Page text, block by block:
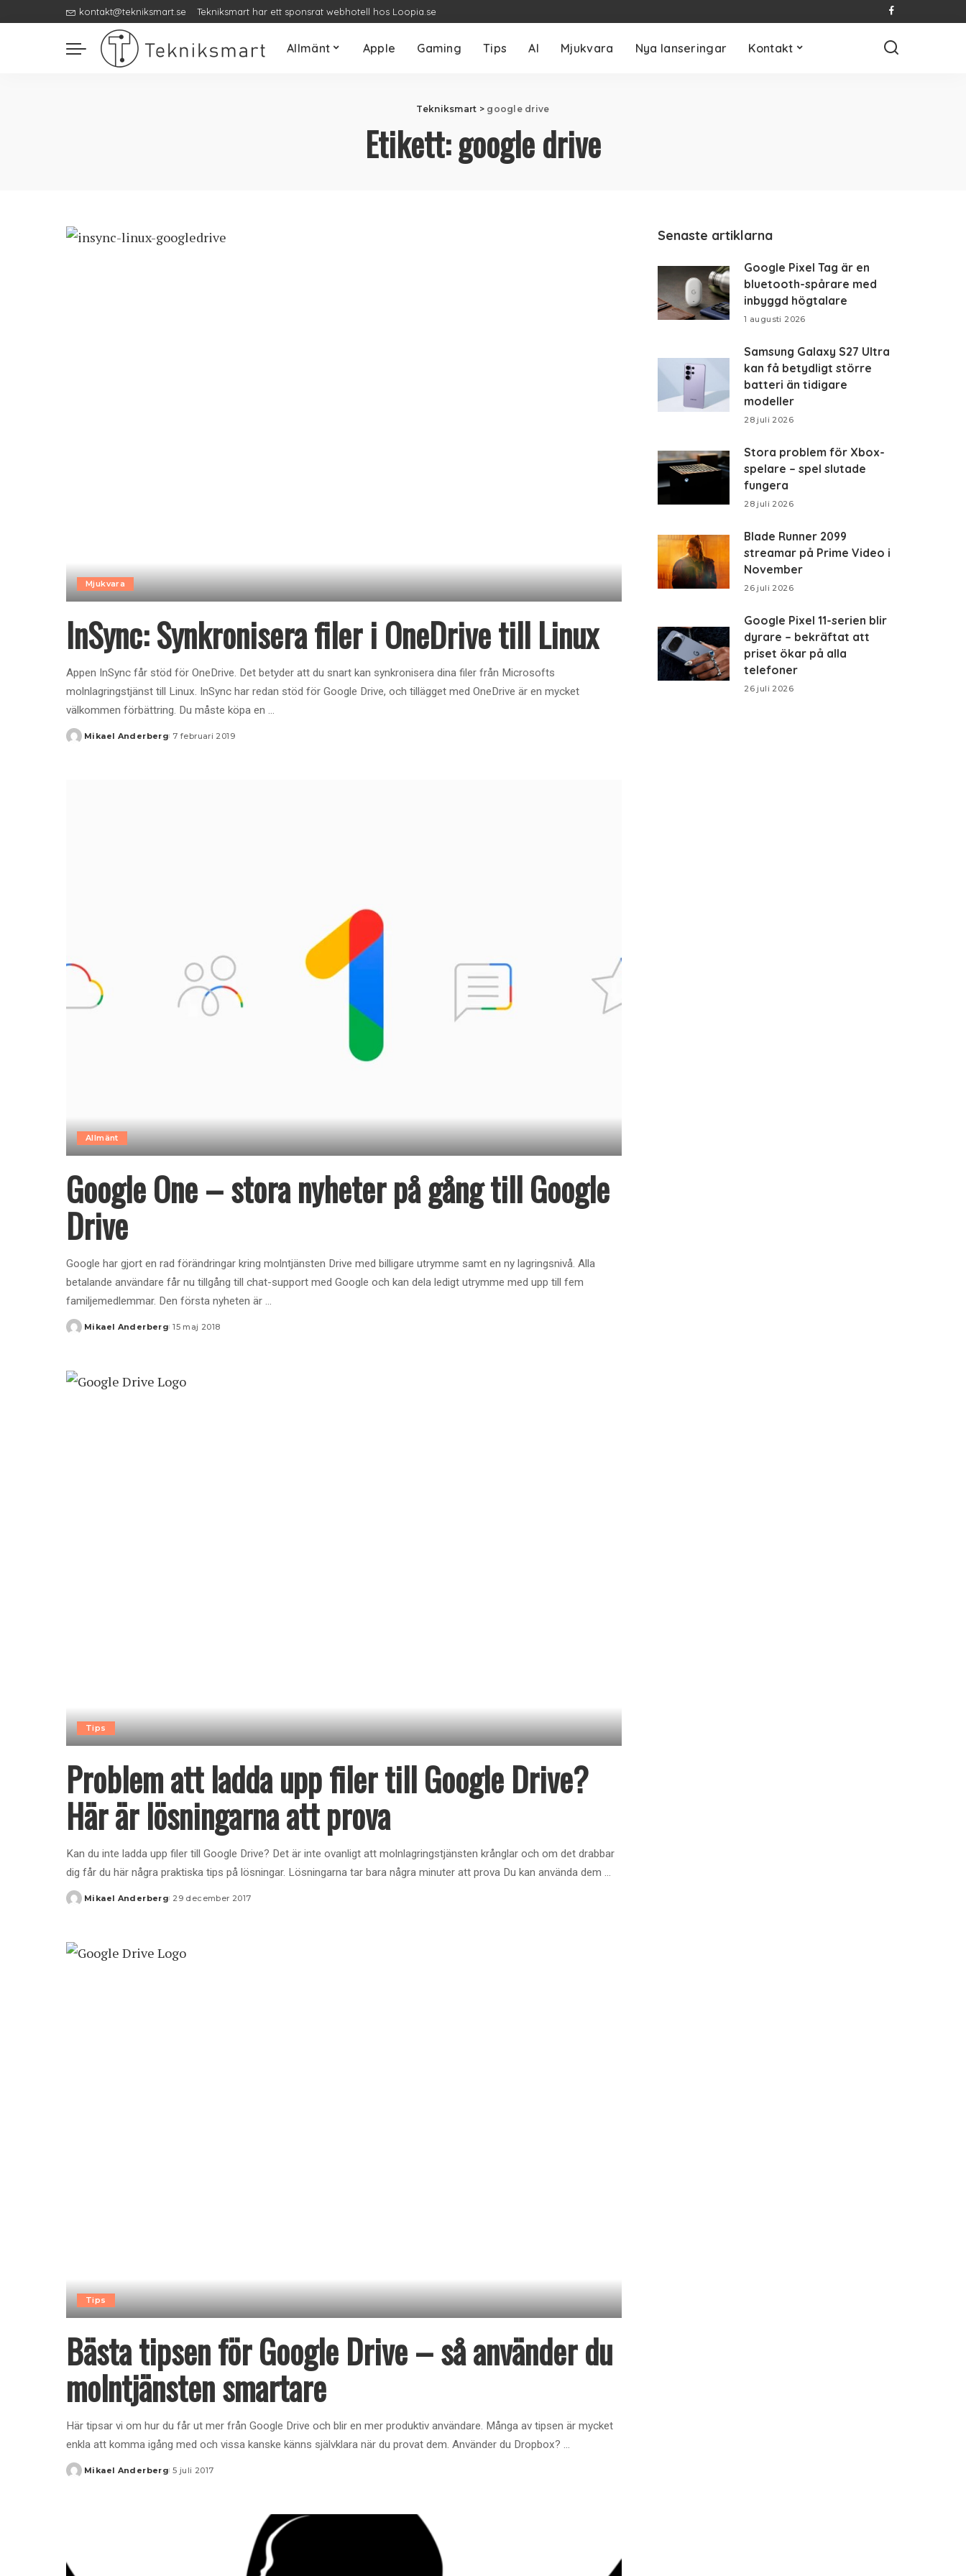
kontakt@tekniksmart.se Tekniksmart har ett sponsrat webhotell hos Loopia.se
Allmänt Apple Gaming Tips AI Mjukvara Nya lanseringar Kontakt
Tekniksmart > google drive
Etikett:google drive
Mjukvara
InSync: Synkronisera filer i OneDrive till Linux
Appen InSync får stöd för OneDrive. Det betyder att du snart kan synkronisera dina filer från Microsofts
molnlagringstjänst till Linux. InSync har redan stöd för Google Drive, och tillägget med OneDrive är en mycket
välkommen förbättring. Du måste köpa en ...
Posted
Mikael Anderberg 7 februari 2019
Allmänt
Google One – stora nyheter på gång till Google
Drive
Google har gjort en rad förändringar kring molntjänsten Drive med billigare utrymme samt en ny lagringsnivå. Alla
betalande användare får nu tillgång till chat-support med Google och kan dela ledigt utrymme med upp till fem
familjemedlemmar. Den första nyheten är ...
Posted
Mikael Anderberg 15 maj 2018
Tips
Problem att ladda upp filer till Google Drive?
Här är lösningarna att prova
Kan du inte ladda upp filer till Google Drive? Det är inte ovanligt att molnlagringstjänsten krånglar och om det drabbar
dig får du här några praktiska tips på lösningar. Lösningarna tar bara några minuter att prova Du kan använda dem ...
Posted
Mikael Anderberg 29 december 2017
Tips
Bästa tipsen för Google Drive – så använder du
molntjänsten smartare
Här tipsar vi om hur du får ut mer från Google Drive och blir en mer produktiv användare. Många av tipsen är mycket
enkla att komma igång med och vissa kanske känns självklara när du provat dem. Använder du Dropbox? ...
Posted
Mikael Anderberg 5 juli 2017
Senaste artiklarna
Google Pixel Tag är en
bluetooth-spårare med
inbyggd högtalare
1 augusti 2026
Samsung Galaxy S27 Ultra
kan få betydligt större
batteri än tidigare
modeller
28 juli 2026
Stora problem för Xbox-
spelare – spel slutade
fungera
28 juli 2026
Blade Runner 2099
streamar på Prime Video i
November
26 juli 2026
Google Pixel 11-serien blir
dyrare – bekräftat att
priset ökar på alla
telefoner
26 juli 2026